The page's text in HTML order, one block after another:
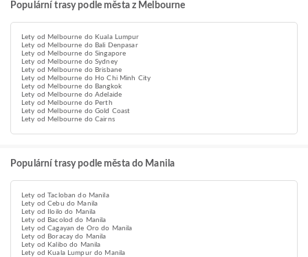
Populární trasy podle města z Melbourne
Lety od Melbourne do Kuala Lumpur
Lety od Melbourne do Bali Denpasar
Lety od Melbourne do Singapore
Lety od Melbourne do Sydney
Lety od Melbourne do Brisbane
Lety od Melbourne do Ho Chi Minh City
Lety od Melbourne do Bangkok
Lety od Melbourne do Adelaide
Lety od Melbourne do Perth
Lety od Melbourne do Gold Coast
Lety od Melbourne do Cairns
Populární trasy podle města do Manila
Lety od Tacloban do Manila
Lety od Cebu do Manila
Lety od Iloilo do Manila
Lety od Bacolod do Manila
Lety od Cagayan de Oro do Manila
Lety od Boracay do Manila
Lety od Kalibo do Manila
Lety od Kuala Lumpur do Manila